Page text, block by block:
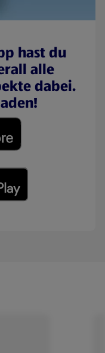
hast du
alle
dabei.